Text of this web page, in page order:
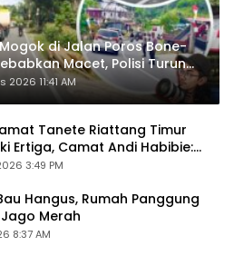
Mogok di Jalan Poros Bone-
Macet, Polisi Turun
2026 11:41 AM
Tanete Riattang Timur
Ertiga, Camat Andi Habibie:
Baik-Baik Saja
3:49 PM
Hangus, Rumah Panggung
Merah
8:37 AM